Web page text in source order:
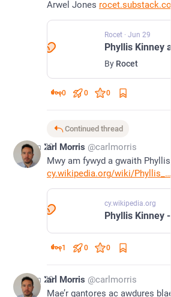
Arwel Jones
Rocet · Jun 29
By Rocet
0 0 0
Continued thread
Jun 29Carl Morris @carlmorris
Mwy am fywyd a gwaith Phyllis
cy.wikipedia.org/wiki/Phyllis_
cy.wikipedia.org
Phyllis Kinney -
1 0 0
Jun 29Carl Morris @carlmorris
Mae’r gantores ac awdures